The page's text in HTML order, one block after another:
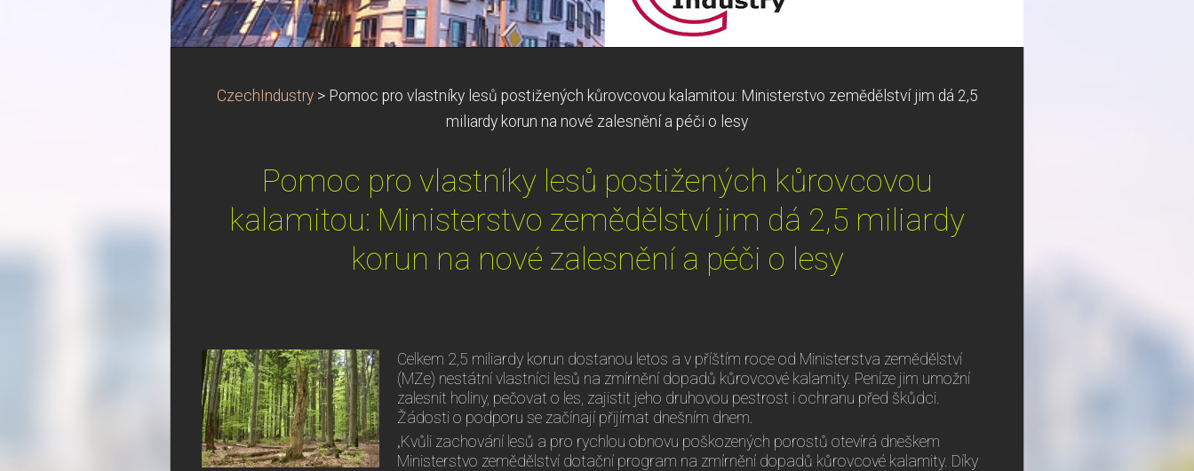
CzechIndustry > Pomoc pro vlastníky lesů postižených kůrovcovou kalamitou: Ministerstvo zemědělství jim dá 2,5
miliardy korun na nové zalesnění a péči o lesy
Pomoc pro vlastníky lesů postižených kůrovcovou
kalamitou: Ministerstvo zemědělství jim dá 2,5 miliardy
korun na nové zalesnění a péči o lesy
Celkem 2,5 miliardy korun dostanou letos a v příštím roce od Ministerstva zemědělství
(MZe) nestátní vlastníci lesů na zmírnění dopadů kůrovcové kalamity. Peníze jim umožní
zalesnit holiny, pečovat o les, zajistit jeho druhovou pestrost i ochranu před škůdci.
Žádosti o podporu se začínají přijímat dnešním dnem.
„Kvůli zachování lesů a pro rychlou obnovu poškozených porostů otevírá dneškem
Ministerstvo zemědělství dotační program na zmírnění dopadů kůrovcové kalamity. Díky